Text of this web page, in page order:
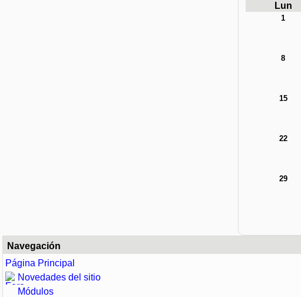
Lun
1
8
15
22
29
Navegación
Página Principal
Novedades del sitio
Módulos